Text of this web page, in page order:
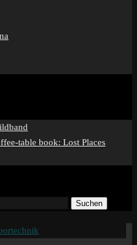
table book: Lost Places
Suchen